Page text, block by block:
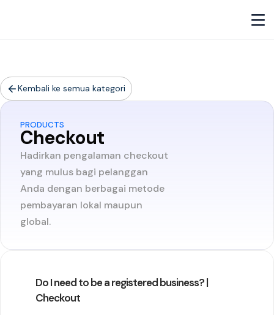
Kembali ke semua kategori
PRODUCTS
Checkout
Hadirkan pengalaman checkout
yang mulus bagi pelanggan
Anda dengan berbagai metode
pembayaran lokal maupun
global.
Do I need to be a registered business? |
Checkout